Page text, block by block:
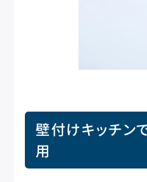
壁付けキッチン
用